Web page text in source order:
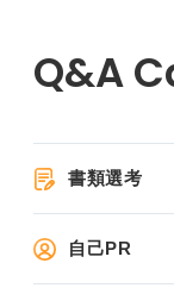
書類選考
自己PR